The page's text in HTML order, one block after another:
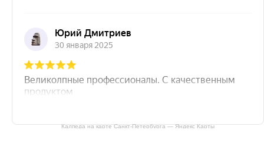
Калпеда на карте Санкт‑Петербурга — Яндекс Карты